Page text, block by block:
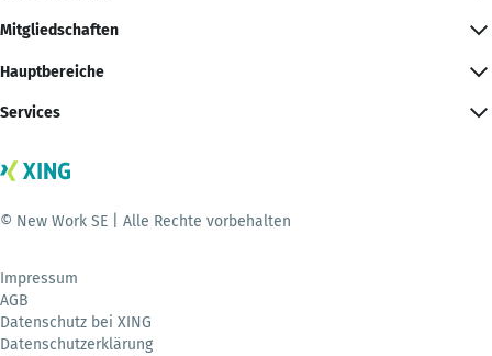
Mitgliedschaften
Hauptbereiche
Services
© New Work SE | Alle Rechte vorbehalten
Impressum
AGB
Datenschutz bei XING
Datenschutzerklärung